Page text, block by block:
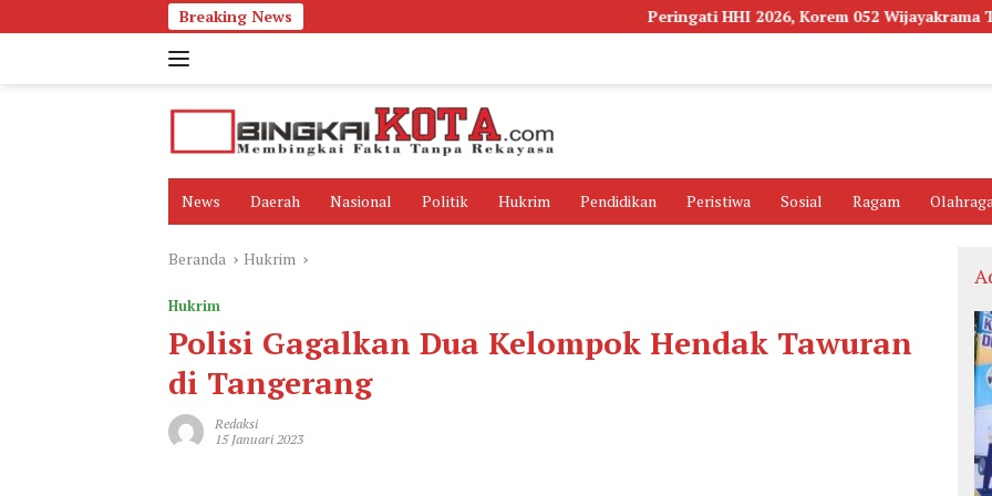
ke
Breaking News Peringati HHI 2026, Korem 052 Wijayakrama Tanam
News Daerah Nasional Politik Hukrim Pendidikan Peristiwa Sosial Ragam
Beranda Hukrim
Hukrim
Polisi Gagalkan Dua Kelompok Hendak Tawuran
di Tangerang
Redaksi
15 Januari 2023